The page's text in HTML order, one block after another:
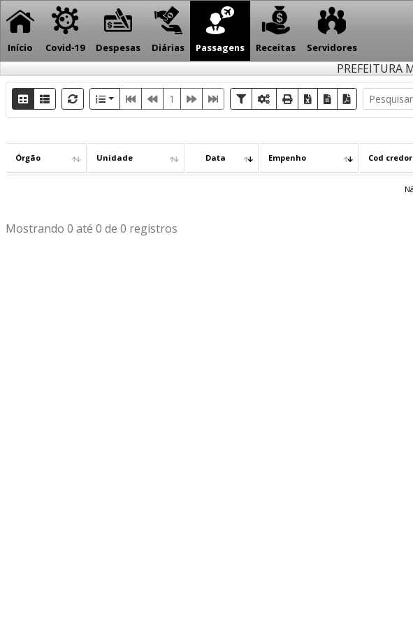
Início Covid-19 Despesas Diárias Passagens Receitas Servidores
PREFEITURA
1
Órgão Unidade Data Empenho Cod credor
Mostrando 0 até 0 de 0 registros